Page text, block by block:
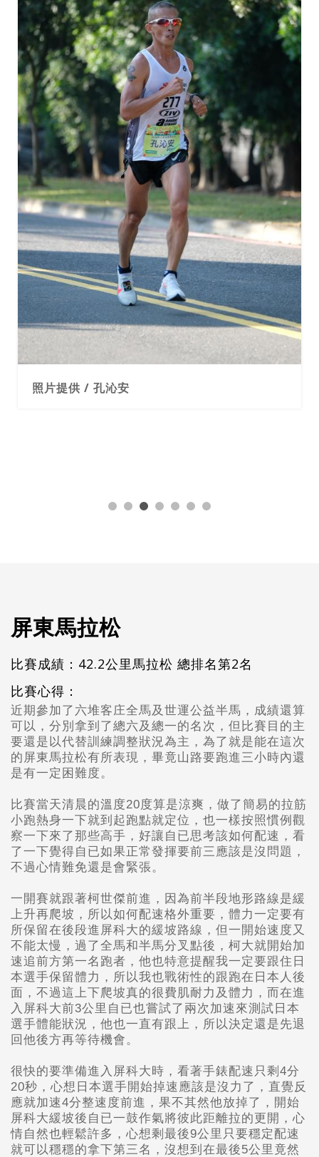
照片提供 / 孔沁安
屏東馬拉松
比賽成績：42.2公里馬拉松 總排名第2名
比賽心得：
近期參加了六堆客庄全馬及世運公益半馬，成績還算
可以，分別拿到了總六及總一的名次，但比賽目的主
要還是以代替訓練調整狀況為主，為了就是能在這次
的屏東馬拉松有所表現，畢竟山路要跑進三小時內還
是有一定困難度。
比賽當天清晨的溫度20度算是涼爽，做了簡易的拉筋
小跑熱身一下就到起跑點就定位，也一樣按照慣例觀
察一下來了那些高手，好讓自已思考該如何配速，看
了一下覺得自已如果正常發揮要前三應該是沒問題，
不過心情難免還是會緊張。
一開賽就跟著柯世傑前進，因為前半段地形路線是緩
上升再爬坡，所以如何配速格外重要，體力一定要有
所保留在後段進屏科大的緩坡路線，但一開始速度又
不能太慢，過了全馬和半馬分叉點後，柯大就開始加
速追前方第一名跑者，他也特意提醒我一定要跟住日
本選手保留體力，所以我也戰術性的跟跑在日本人後
面，不過這上下爬坡真的很費肌耐力及體力，而在進
入屏科大前3公里自已也嘗試了兩次加速來測試日本
選手體能狀況，他也一直有跟上，所以決定還是先退
回他後方再等待機會。
很快的要準備進入屏科大時，看著手錶配速只剩4分
20秒，心想日本選手開始掉速應該是沒力了，直覺反
應就加速4分整速度前進，果不其然他放掉了，開始
屏科大緩坡後自已一鼓作氣將彼此距離拉的更開，心
情自然也輕鬆許多，心想剩最後9公里只要穩定配速
就可以穩穩的拿下第三名，沒想到在最後5公里竟然